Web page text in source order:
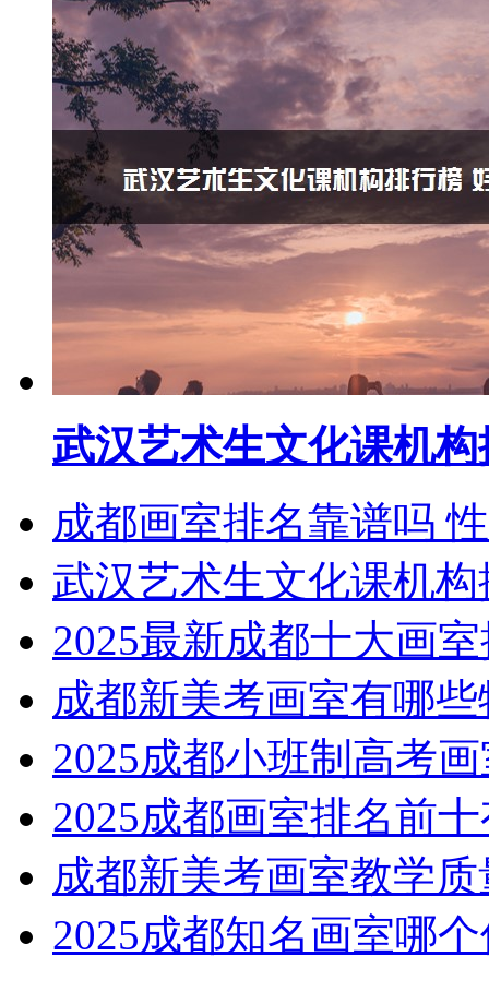
武汉艺术生文化课机
成都画室排名靠谱吗
武汉艺术生文化课机
2025最新成都十大画
成都新美考画室有哪
2025成都小班制高考
2025成都画室排名前
成都新美考画室教学
2025成都知名画室哪